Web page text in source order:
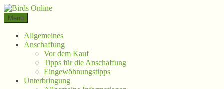
Springe
zum
Inhalt
Menu
Allgemeines
Anschaffung
Vor dem Kauf
Tipps für die Anschaffung
Eingewöhnungstipps
Unterbringung